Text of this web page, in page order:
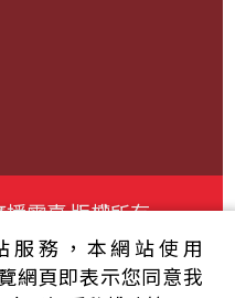
電臺 版權所有
條款 隱私權條款
服務，本網站使用
網頁即表示您同意我